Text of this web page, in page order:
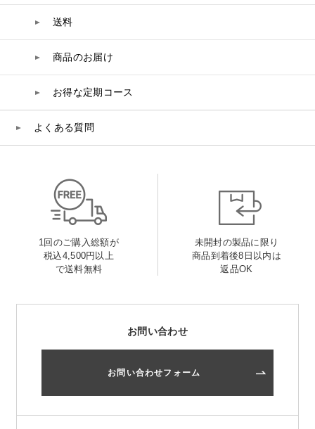
送料
商品のお届け
お得な定期コース
よくある質問
1回のご購入総額が
税込4,500円以上
で送料無料
未開封の製品に限り
商品到着後8日以内は
返品OK
お問い合わせ
お問い合わせフォーム